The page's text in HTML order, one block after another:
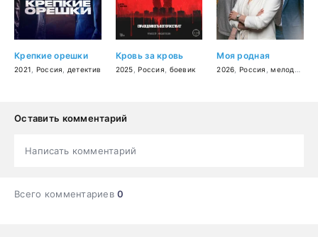
Крепкие орешки
2021 Россия детектив
Кровь за кровь
2025 ,Россия боевик
Моя родная
2026 Россия ,мелодрама
Оставить комментарий
Написать комментарий
Всего комментариев0